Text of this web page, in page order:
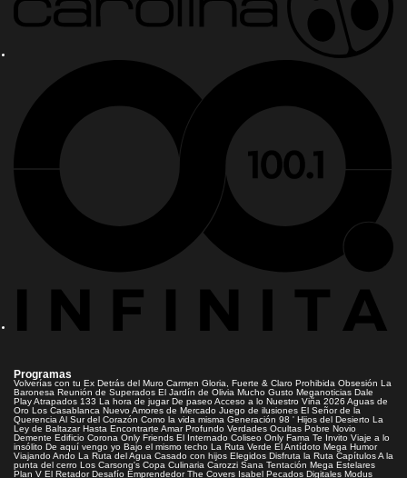
Programas
Volverías con tu Ex Detrás del Muro Carmen Gloria, Fuerte & Claro Prohibida Obsesión La
Baronesa Reunión de Superados El Jardín de Olivia Mucho Gusto Meganoticias Dale
PlayAtrapados 133 La hora de jugar De paseoAcceso a lo Nuestro Viña 2026 Aguas de
Oro Los Casablanca Nuevo Amores de Mercado Juego de ilusiones El Señor de la
Querencia Al Sur del Corazón Como la vida misma Generación 98 ' Hijos del Desierto La
Ley de Baltazar Hasta Encontrarte Amar Profundo Verdades Ocultas Pobre Novio
Demente Edificio Corona Only Friends El Internado Coliseo Only Fama Te Invito Viaje a lo
insólito De aquí vengo yo Bajo el mismo techo La Ruta Verde El Antídoto Mega Humor
Viajando Ando La Ruta del Agua Casado con hijos Elegidos Disfruta la Ruta CapítulosA la
punta del cerro Los Carsong's Copa Culinaria Carozzi Sana Tentación Mega Estelares
Plan V El Retador Desafío Emprendedor The Covers Isabel Pecados Digitales Modus